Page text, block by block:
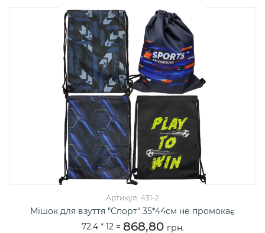
Артикул: 431-2
Мішок для взуття "Спорт" 35*44см не промокає
72.4 * 12= 868,80 грн.